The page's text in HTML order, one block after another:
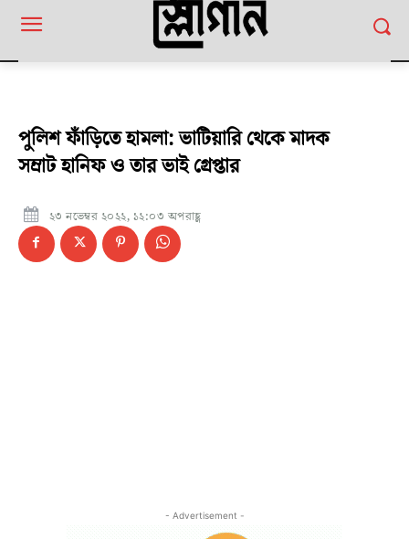
পুলিশ ফাঁড়িতে হামলা: ভাটিয়ারি থেকে মাদক
সম্রাট হানিফ ও তার ভাই গ্রেপ্তার
২৩ নভেম্বর ২০২২, ১২:০৩ অপরাহ্ণ
- Advertisement -